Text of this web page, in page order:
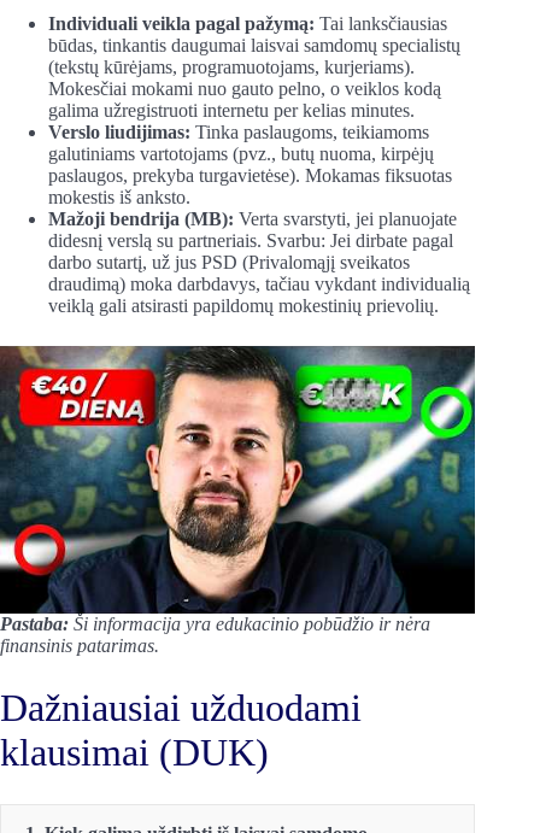
Individuali veikla pagal pažymą: Tai lanksčiausias
būdas, tinkantis daugumai laisvai samdomų specialistų
(tekstų kūrėjams, programuotojams, kurjeriams).
Mokesčiai mokami nuo gauto pelno, o veiklos kodą
galima užregistruoti internetu per kelias minutes.
Verslo liudijimas: Tinka paslaugoms, teikiamoms
galutiniams vartotojams (pvz., butų nuoma, kirpėjų
paslaugos, prekyba turgavietėse). Mokamas fiksuotas
mokestis iš anksto.
Mažoji bendrija (MB): Verta svarstyti, jei planuojate
didesnį verslą su partneriais. Svarbu: Jei dirbate pagal
darbo sutartį, už jus PSD (Privalomąjį sveikatos
draudimą) moka darbdavys, tačiau vykdant individualią
veiklą gali atsirasti papildomų mokestinių prievolių.
Pastaba: Ši informacija yra edukacinio pobūdžio ir nėra
finansinis patarimas.
Dažniausiai užduodami
klausimai (DUK)